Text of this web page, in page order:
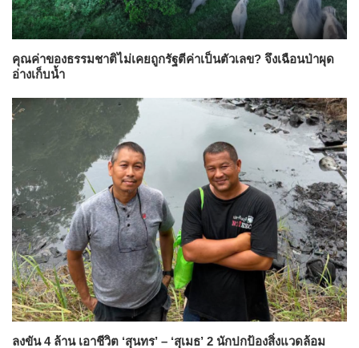
คุณค่าของธรรมชาติไม่เคยถูกรัฐตีค่าเป็นตัวเลข? จึงเฉือนป่าผุด
อ่างเก็บน้ำ
ลงขัน 4 ล้าน เอาชีวิต ‘สุนทร’ – ‘สุเมธ’ 2 นักปกป้องสิ่งแวดล้อม